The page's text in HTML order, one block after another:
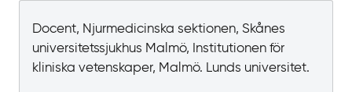
Docent, Njurmedicinska sektionen, Skånes
universitetssjukhus Malmö, Institutionen för
kliniska vetenskaper, Malmö. Lunds universitet.